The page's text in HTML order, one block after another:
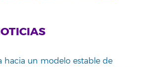
hacia un modelo estable de